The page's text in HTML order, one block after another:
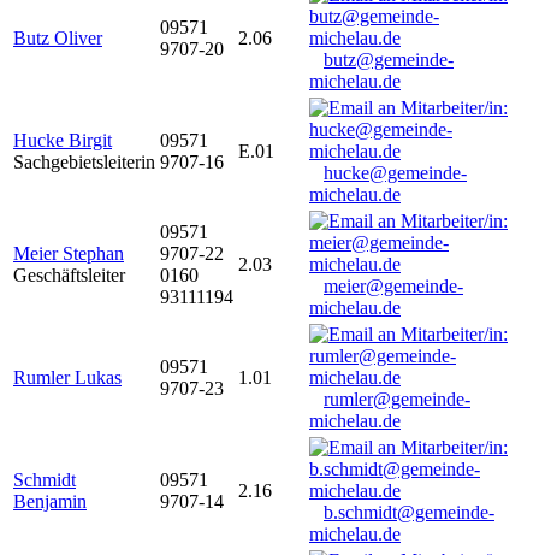
Butz Oliver
09571
9707-20
2.06
butz@gemeinde-
michelau.de
Hucke Birgit
Sachgebietsleiterin
09571
9707-16
E.01
hucke@gemeinde-
michelau.de
Meier Stephan
Geschäftsleiter
09571
9707-22
0160
93111194
2.03
meier@gemeinde-
michelau.de
Rumler Lukas
09571
9707-23
1.01
rumler@gemeinde-
michelau.de
Schmidt
Benjamin
09571
9707-14
2.16
b.schmidt@gemeinde-
michelau.de